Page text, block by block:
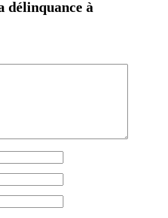
délinquance à